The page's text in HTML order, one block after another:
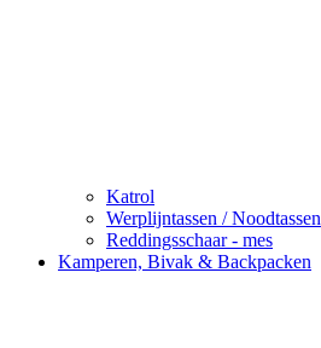
Katrol
Werplijntassen / Noodtassen
Reddingsschaar - mes
Kamperen, Bivak & Backpacken